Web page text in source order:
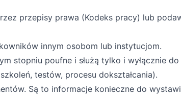
przepisy prawa (Kodeks pracy) lub
innym osobom lub instytucjom.
stopniu poufne i służą tylko i wyłącznie
testów, procesu dokształcania).
Są to informacje konieczne do